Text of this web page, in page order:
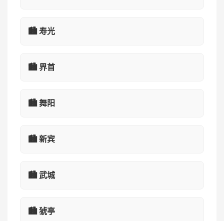
🏙️ 寿光
🏙️ 界首
🏙️ 舞阳
🏙️ 新宾
🏙️ 武城
🏙️ 猇亭